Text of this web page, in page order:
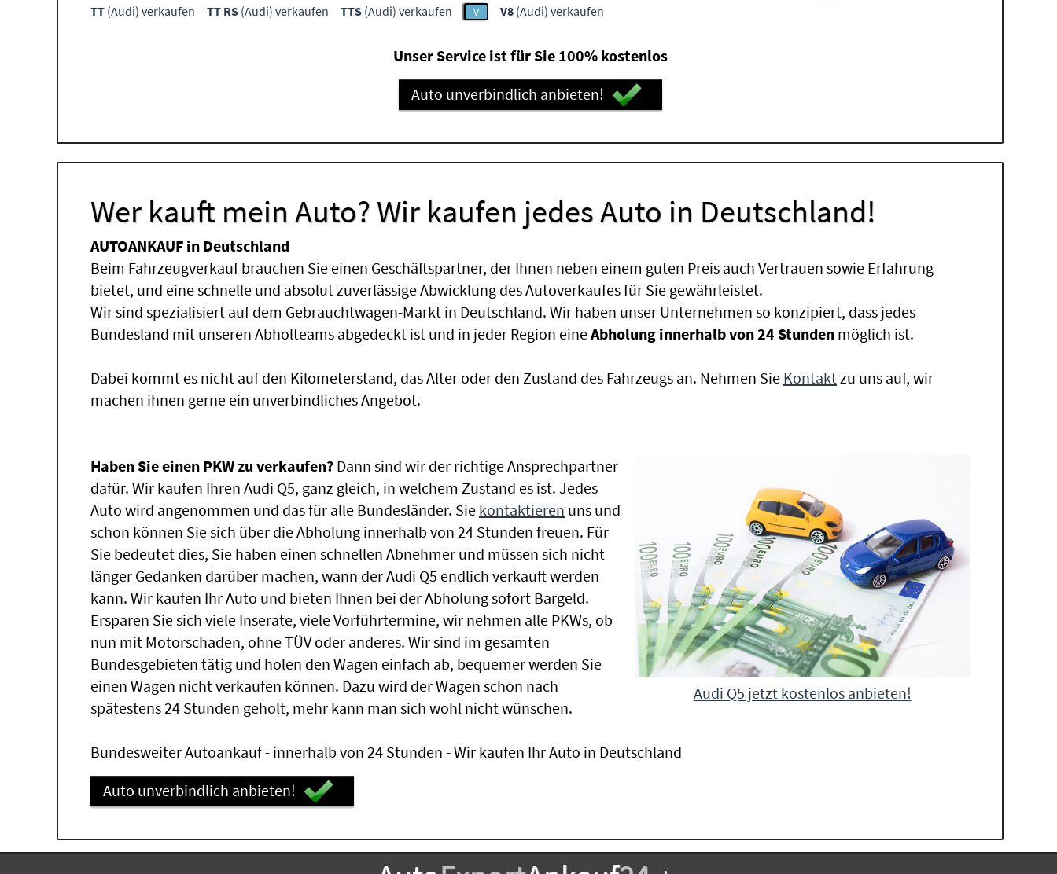
TT (Audi) verkaufen TT RS (Audi) verkaufen TTS (Audi) verkaufen V V8 (Audi) verkaufen
Unser Service ist für Sie 100% kostenlos
Auto unverbindlich anbieten!
Wer kauft mein Auto? Wir kaufen jedes Auto in Deutschland!
AUTOANKAUF in Deutschland
Beim Fahrzeugverkauf brauchen Sie einen Geschäftspartner, der Ihnen neben einem guten Preis auch Vertrauen sowie Erfahrung
bietet, und eine schnelle und absolut zuverlässige Abwicklung des Autoverkaufes für Sie gewährleistet.
Wir sind spezialisiert auf dem Gebrauchtwagen-Markt in Deutschland. Wir haben unser Unternehmen so konzipiert, dass jedes
Bundesland mit unseren Abholteams abgedeckt ist und in jeder Region eineAbholung innerhalb von 24 Stunden möglich ist.
Dabei kommt es nicht auf den Kilometerstand, das Alter oder den Zustand des Fahrzeugs an. Nehmen Sie Kontaktzu uns auf, wir
machen ihnen gerne ein unverbindliches Angebot.
Audi Q5 jetzt kostenlos anbieten!
Haben Sie einen PKW zu verkaufen? Dann sind wir der richtige Ansprechpartner
dafür. Wir kaufen Ihren Audi Q5, ganz gleich, in welchem Zustand es ist. Jedes
Auto wird angenommen und das für alle Bundesländer. Sie kontaktieren uns und
schon können Sie sich über die Abholung innerhalb von 24 Stunden freuen. Für
Sie bedeutet dies, Sie haben einen schnellen Abnehmer und müssen sich nicht
länger Gedanken darüber machen, wann der Audi Q5 endlich verkauft werden
kann. Wir kaufen Ihr Auto und bieten Ihnen bei der Abholung sofort Bargeld.
Ersparen Sie sich viele Inserate, viele Vorführtermine, wir nehmen alle PKWs, ob
nun mit Motorschaden, ohne TÜV oder anderes. Wir sind im gesamten
Bundesgebieten tätig und holen den Wagen einfach ab, bequemer werden Sie
einen Wagen nicht verkaufen können. Dazu wird der Wagen schon nach
spätestens 24 Stunden geholt, mehr kann man sich wohl nicht wünschen.
Bundesweiter Autoankauf - innerhalb von 24 Stunden - Wir kaufen Ihr Auto in Deutschland
Auto unverbindlich anbieten!